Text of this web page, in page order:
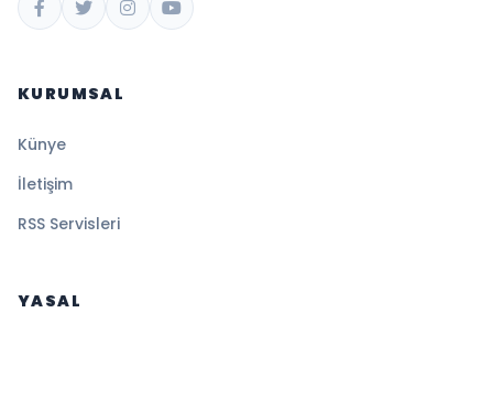
KURUMSAL
Künye
İletişim
RSS Servisleri
YASAL